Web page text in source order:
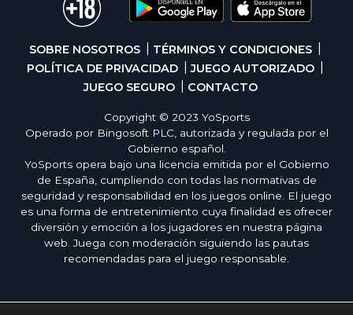
SOBRE NOSOTROS
TÉRMINOS Y CONDICIONES
POLÍTICA DE PRIVACIDAD
JUEGO AUTORIZADO
JUEGO SEGURO
CONTACTO
Copyright © 2023 YoSports
Operado por Bingosoft PLC, autorizada y regulada por el
Gobierno español.
YoSports opera bajo una licencia emitida por el Gobierno
de España, cumpliendo con todas las normativas de
seguridad y responsabilidad en los juegos online. El juego
es una forma de entretenimiento cuya finalidad es ofrecer
diversión y emoción a los jugadores en nuestra página
web. Juega con moderación siguiendo las pautas
recomendadas para el juego responsable.